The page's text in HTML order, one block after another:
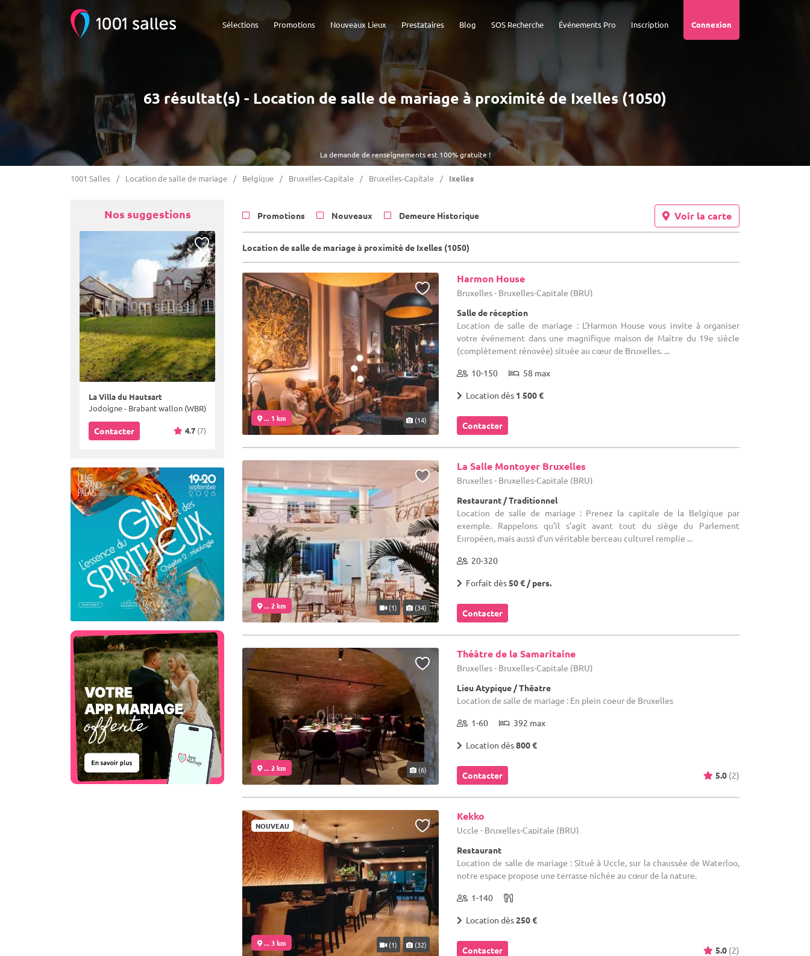
Connexion
Inscription
Événements Pro
SOS Recherche
Blog
Prestataires
Nouveaux Lieux
Promotions
Sélections
La demande de renseignements est 100% gratuite !
63 résultat(s) - Location de salle de mariage à proximité de Ixelles (1050)
1001 Salles Location de salle de mariage Belgique Bruxelles-Capitale Bruxelles-Capitale Ixelles
Nos suggestions
La Villa du Hautsart
Jodoigne - Brabant wallon (WBR)
Contacter 4.7 (7)
Promotions Nouveaux Demeure Historique Voir la carte
Location de salle de mariage à proximité de Ixelles (1050)
... 1 km (14)
Harmon House
Bruxelles - Bruxelles-Capitale (BRU)
Salle de réception
Location de salle de mariage : L’Harmon House vous invite à organiser
votre événement dans une magnifique maison de Maître du 19e siècle
(complètement rénovée) située au cœur de Bruxelles. ...
10-150 58 max
Location dès 1 500 €
Contacter
... 2 km (1) (34)
La Salle Montoyer Bruxelles
Bruxelles - Bruxelles-Capitale (BRU)
Restaurant / Traditionnel
Location de salle de mariage : Prenez la capitale de la Belgique par
exemple. Rappelons qu’il s’agit avant tout du siège du Parlement
Européen, mais aussi d’un véritable berceau culturel remplie ...
20-320
Forfait dès50 € / pers.
Contacter
... 2 km (6)
Théâtre de la Samaritaine
Bruxelles - Bruxelles-Capitale (BRU)
Lieu Atypique / Thêatre
Location de salle de mariage : En plein coeur de Bruxelles
1-60 392 max
Location dès800 €
Contacter 5.0 (2)
NOUVEAU
... 3 km (1) (32)
Kekko
Uccle - Bruxelles-Capitale (BRU)
Restaurant
Location de salle de mariage : Situé à Uccle, sur la chaussée de Waterloo,
notre espace propose une terrasse nichée au cœur de la nature.
1-140
Location dès250 €
Contacter 5.0 (2)